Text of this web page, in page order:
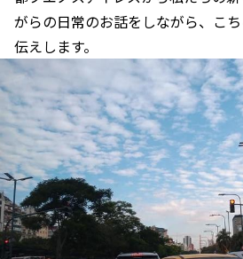
がらの日常のお話をしながら、こ
伝えします。